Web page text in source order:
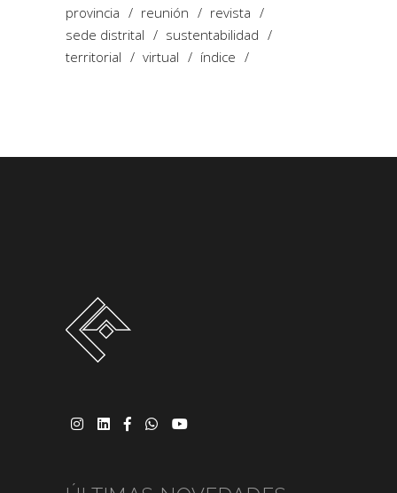
provincia
reunión
revista
sede distrital
sustentabilidad
territorial
virtual índice